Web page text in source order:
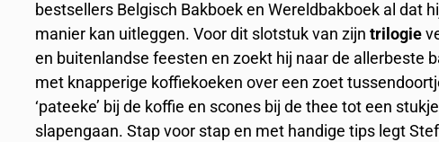
bestsellers Belgisch Bakboek en Wereldbakboek al dat
manier kan uitleggen. Voor dit slotstuk van zijntrilogie
en buitenlandse feesten en zoekt hij naar de allerbeste
met knapperige koffiekoeken over een zoet
‘pateeke’ bij de koffie en scones bij de thee tot een
slapengaan. Stap voor stap en met handige tips legt